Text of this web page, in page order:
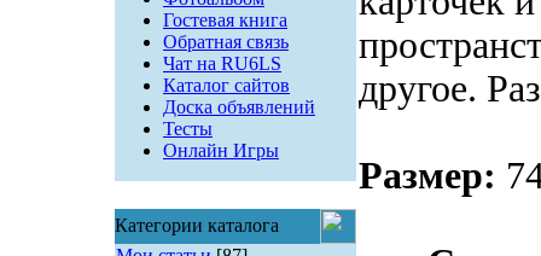
Гостевая книга
Обратная связь
Чат на RU6LS
Каталог сайтов
Доска объявлений
Тесты
Онлайн Игры
Категории каталога
другое.
Размер: